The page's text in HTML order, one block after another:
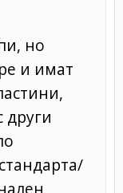
но
и имат
други